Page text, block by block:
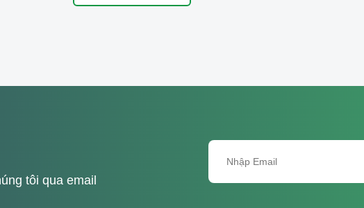
tôi qua email